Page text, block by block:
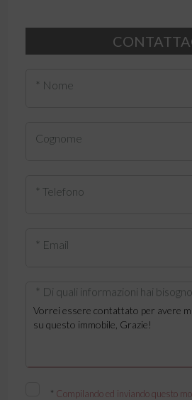
* Nome
Cognome
* Telefono
* Email
* Di quali informazioni hai
* Compilando ed inviando questo